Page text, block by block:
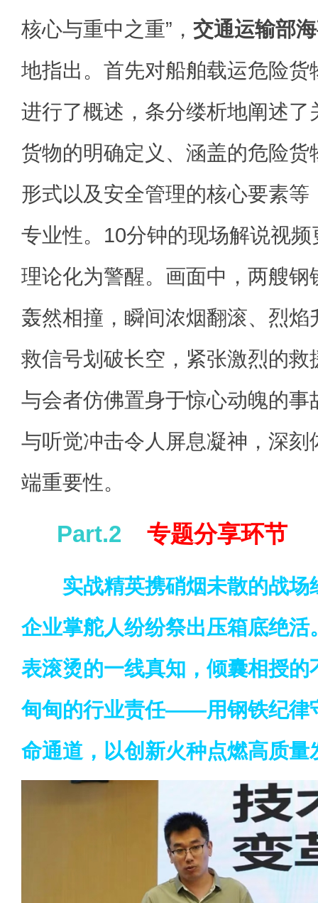
核心与重中之重”， 交通运输部
地指出。首先对船舶载运危险货
进行了概述，条分缕析地阐述了
货物的明确定义、涵盖的危险
形式以及安全管理的核心要素
专业性。10分钟的现场解说视
理论化为警醒。画面中，两艘钢
轰然相撞，瞬间浓烟翻滚、烈
救信号划破长空，紧张激烈的
与会者仿佛置身于惊心动魄的事
与听觉冲击令人屏息凝神，深刻
端重要性。
Part.2 专题分享环节
实战精英携硝烟未散的战
企业掌舵人纷纷祭出压箱底绝活
表滚烫的一线真知，倾囊相授的
甸甸的行业责任——用钢铁纪律
命通道，以创新火种点燃高质量